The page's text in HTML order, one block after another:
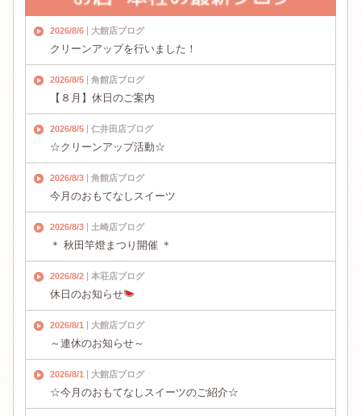
2026/8/6 大館店ブログ
クリーンアップを行いました！
2026/8/5 角館店ブログ
【８月】休日のご案内
2026/8/5 仁井田店ブログ
☆クリーンアップ活動☆
2026/8/3 角館店ブログ
今月のおもてなしスイーツ
2026/8/3 土崎店ブログ
＊ 秋田竿燈まつり開催 ＊
2026/8/2 本荘店ブログ
休日のお知らせ
2026/8/1 大館店ブログ
～連休のお知らせ～
2026/8/1 大館店ブログ
☆今月のおもてなしスイーツのご紹介☆